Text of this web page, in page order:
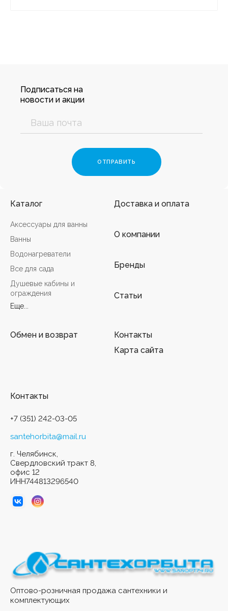
Подписаться на
новости и акции
Оптово-розничная продажа сантехники и
комплектующих
Каталог
Аксессуары для ванны
Ванны
Водонагреватели
Все для сада
Душевые кабины и
ограждения
Еще...
Доставка и оплата
О компании
Бренды
Статьи
Обмен и возврат
Контакты
Карта сайта
Контакты
+7 (351) 242-03-05
santehorbita@mail.ru
г. Челябинск,
Свердловский тракт 8,
офис 12
ИНН744813296540